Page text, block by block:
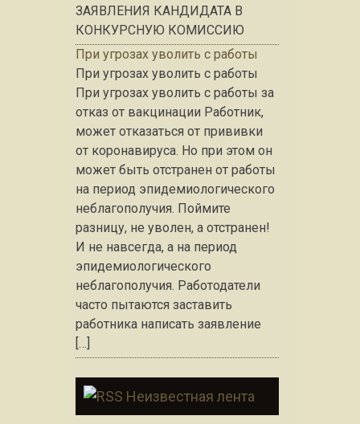
ЗАЯВЛЕНИЯ КАНДИДАТА В
КОНКУРСНУЮ КОМИССИЮ
При угрозах уволить с работы
При угрозах уволить с работы
При угрозах уволить с работы за
отказ от вакцинации Работник,
может отказаться от прививки
от коронавируса. Но при этом он
может быть отстранен от работы
на период эпидемиологического
неблагополучия. Поймите
разницу, не уволен, а отстранен!
И не навсегда, а на период
эпидемиологического
неблагополучия. Работодатели
часто пытаются заставить
работника написать заявление
[…]
Неизвестная лента